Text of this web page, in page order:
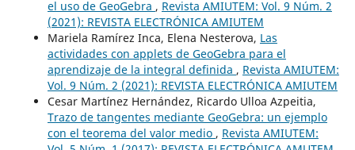
el uso de GeoGebra , Revista AMIUTEM: Vol. 9 Núm. 2
(2021): REVISTA ELECTRÓNICA AMIUTEM
Mariela Ramírez Inca, Elena Nesterova, Las
actividades con applets de GeoGebra para el
aprendizaje de la integral definida , Revista AMIUTEM:
Vol. 9 Núm. 2 (2021): REVISTA ELECTRÓNICA AMIUTEM
Cesar Martínez Hernández, Ricardo Ulloa Azpeitia,
Trazo de tangentes mediante GeoGebra: un ejemplo
con el teorema del valor medio , Revista AMIUTEM: